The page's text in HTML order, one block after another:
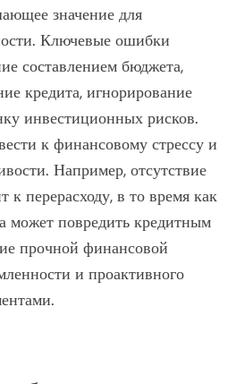
значение для
Ключевые ошибки
составлением бюджета,
кредита, игнорирование
инвестиционных рисков.
к финансовому стрессу и
Например, отсутствие
к перерасходу, в то время как
может повредить кредитным
прочной финансовой
и проактивного